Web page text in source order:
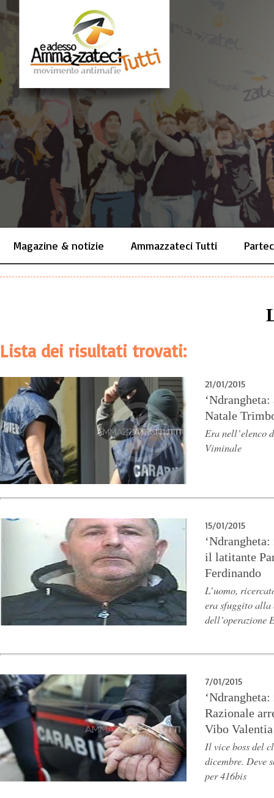
Magazine & notizie Ammazzateci Tutti
Lista dei risultati trovati:
21/01/2015
Natale
Era nell’elenco
Viminale
15/01/2015
il latitante
Ferdinando
L’uomo,
era sfuggito
dell’operazione
7/01/2015
Razionale
Vibo Valentia
Il vice boss del
dicembre. Deve
per 416bis